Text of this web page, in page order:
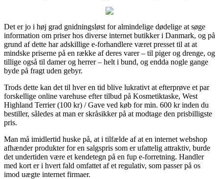
Det er jo i høj grad gnidningsløst for almindelige dødelige at søge
information om priser hos diverse internet butikker i Danmark, og på
grund af dette har adskillige e-forhandlere været presset til at at
mindske priserne på en række af deres varer – til piger og drenge, og
tillige også til damer og herrer – helt i bund, og endda nogle gange
byde på fragt uden gebyr.
Trods dette kan det til hver en tid blive lukrativt at efterprøve et par
forskellige online varehuse efter tilbud på Kosmetiktaske, West
Highland Terrier (100 kr) / Gave ved køb for min. 600 kr inden du
bestiller, således at man er skråsikker på at modtage den prisbilligste
pris.
Man må imidlertid huske på, at i tilfælde af at en internet webshop
afhænder produkter for en salgspris som er ufattelig attraktiv, burde
det undertiden være et kendetegn på en fup e-forretning. Handler
med kort er i hvert fald omfattet af et regulativ, som passer på os
imod uægte internet firmaer.